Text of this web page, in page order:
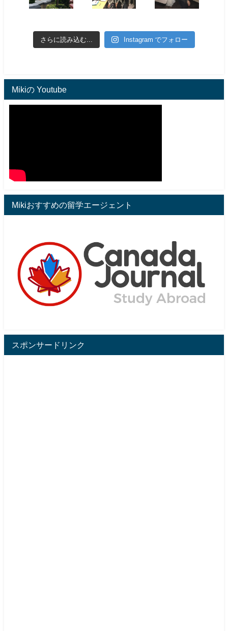
さらに読み込む... Instagram でフォロー
Mikiの Youtube
Mikiおすすめの留学エージェント
スポンサードリンク